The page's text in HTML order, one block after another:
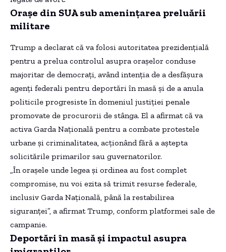
Orașe din SUA sub amenințarea preluării
militare
Trump a declarat că va folosi autoritatea prezidențială
pentru a prelua controlul asupra orașelor conduse
majoritar de democrați, având intenția de a desfășura
agenți federali pentru deportări în masă și de a anula
politicile progresiste în domeniul justiției penale
promovate de procurorii de stânga. El a afirmat că va
activa Garda Națională pentru a combate protestele
urbane și criminalitatea, acționând fără a aștepta
solicitările primarilor sau guvernatorilor.
„În orașele unde legea și ordinea au fost complet
compromise, nu voi ezita să trimit resurse federale,
inclusiv Garda Națională, până la restabilirea
siguranței”, a afirmat Trump, conform platformei sale de
campanie.
Deportări în masă și impactul asupra